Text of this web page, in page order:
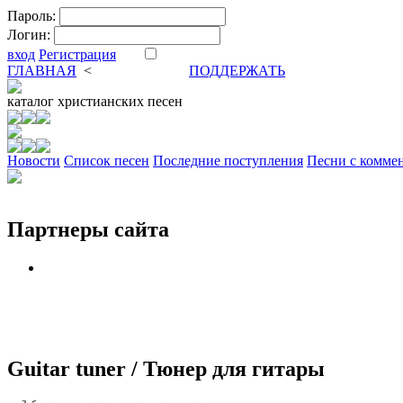
Пароль:
Логин:
вход Регистрация
ГЛАВНАЯ <
ПОДДЕРЖАТЬ
каталог христианских песен
Новости Cписок песен Последние поступления Песни с
Партнеры сайта
Guitar tuner / Тюнер для гитары